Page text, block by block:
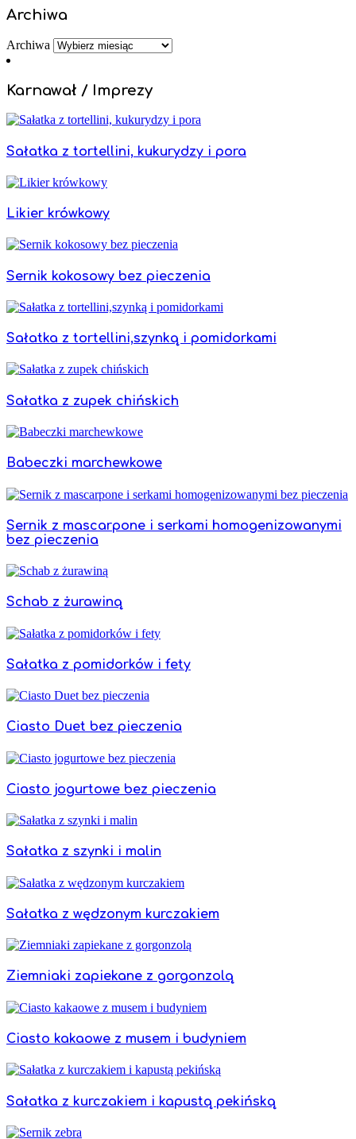
Archiwa
Archiwa
Karnawał / Imprezy
Sałatka z tortellini, kukurydzy i pora
Likier krówkowy
Sernik kokosowy bez pieczenia
Sałatka z tortellini,szynką i pomidorkami
Sałatka z zupek chińskich
Babeczki marchewkowe
Sernik z mascarpone i serkami homogenizowanymi
bez pieczenia
Schab z żurawiną
Sałatka z pomidorków i fety
Ciasto Duet bez pieczenia
Ciasto jogurtowe bez pieczenia
Sałatka z szynki i malin
Sałatka z wędzonym kurczakiem
Ziemniaki zapiekane z gorgonzolą
Ciasto kakaowe z musem i budyniem
Sałatka z kurczakiem i kapustą pekińską